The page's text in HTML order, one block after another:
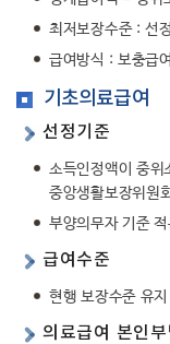
최저보장수준 : 선
급여방식 : 보충급
기초의료급여
선정기준
소득인정액이 중위
중앙생활보장위원
부양의무자 기준
급여수준
현행 보장수준 유지
의료급여 본인